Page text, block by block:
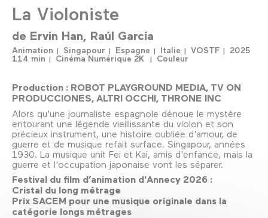
La Violoniste
de Ervin Han Raúl García
Animation Singapour Espagne Italie VOSTF
2025
114 min
Cinéma Numérique 2K Couleur
Production : ROBOT PLAYGROUND MEDIA, TV ON
PRODUCCIONES, ALTRI OCCHI, THRONE INC
Alors qu'une journaliste espagnole dénoue le mystère
entourant une légende vieillissante du violon et son
précieux instrument, une histoire oubliée d'amour, de
guerre et de musique refait surface. Singapour, années
1930. La musique unit Fei et Kai, amis d'enfance, mais la
guerre et l'occupation japonaise vont les séparer.
Festival du film d’animation d'Annecy 2026 :
Cristal du long métrage
Prix SACEM pour une musique originale dans la
catégorie longs métrages